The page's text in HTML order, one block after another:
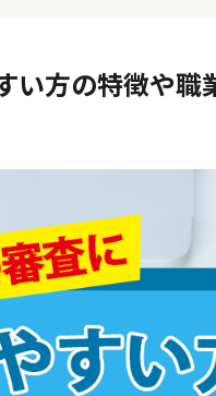
い方の特徴や職